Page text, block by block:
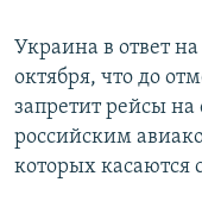
Украина в ответ
октября, что до
запретит рейсы
российским
которых касаются